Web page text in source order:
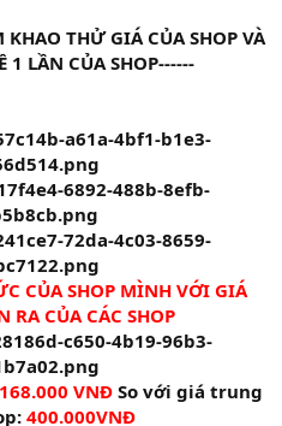
KHAO THỬ GIÁ CỦA SHOP VÀ
1 LẦN CỦA SHOP------​
CỦA SHOP MÌNH VỚI GIÁ
RA CỦA CÁC SHOP
168.000 VNĐSo với giá trung
400.000VNĐ